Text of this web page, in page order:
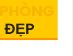
ĐẸP